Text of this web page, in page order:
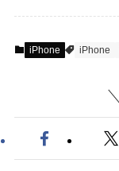
iPhone iPhone